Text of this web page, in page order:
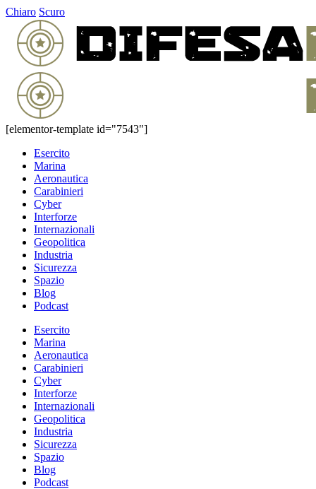
Chiaro Scuro
[elementor-template id="7543"]
Esercito
Marina
Aeronautica
Carabinieri
Cyber
Interforze
Internazionali
Geopolitica
Industria
Sicurezza
Spazio
Blog
Podcast
Esercito
Marina
Aeronautica
Carabinieri
Cyber
Interforze
Internazionali
Geopolitica
Industria
Sicurezza
Spazio
Blog
Podcast